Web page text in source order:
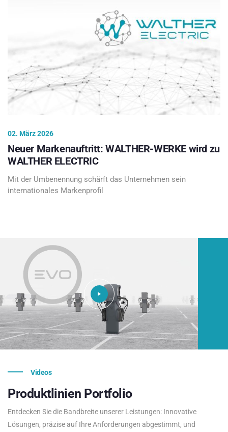
02. März 2026
Neuer Markenauftritt: WALTHER-WERKE wird zu
WALTHER ELECTRIC
Mit der Umbenennung schärft das Unternehmen sein
internationales Markenprofil
Videos
Produktlinien Portfolio
Entdecken Sie die Bandbreite unserer Leistungen: Innovative
Lösungen, präzise auf Ihre Anforderungen abgestimmt, und